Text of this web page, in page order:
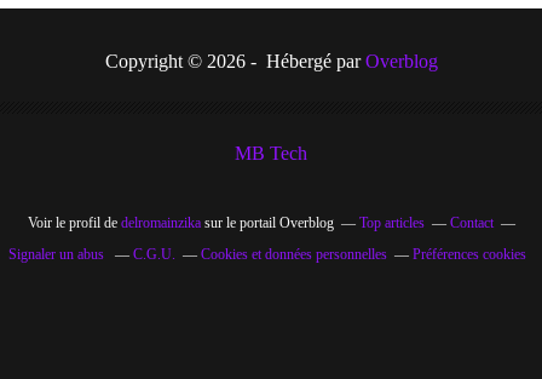
Copyright © 2026 - Hébergé parOverblog
MB Tech
Voir le profil de delromainzikasur le portail Overblog Top articles
Contact
Signaler un abus
C.G.U. Cookies et données personnelles Préférences cookies